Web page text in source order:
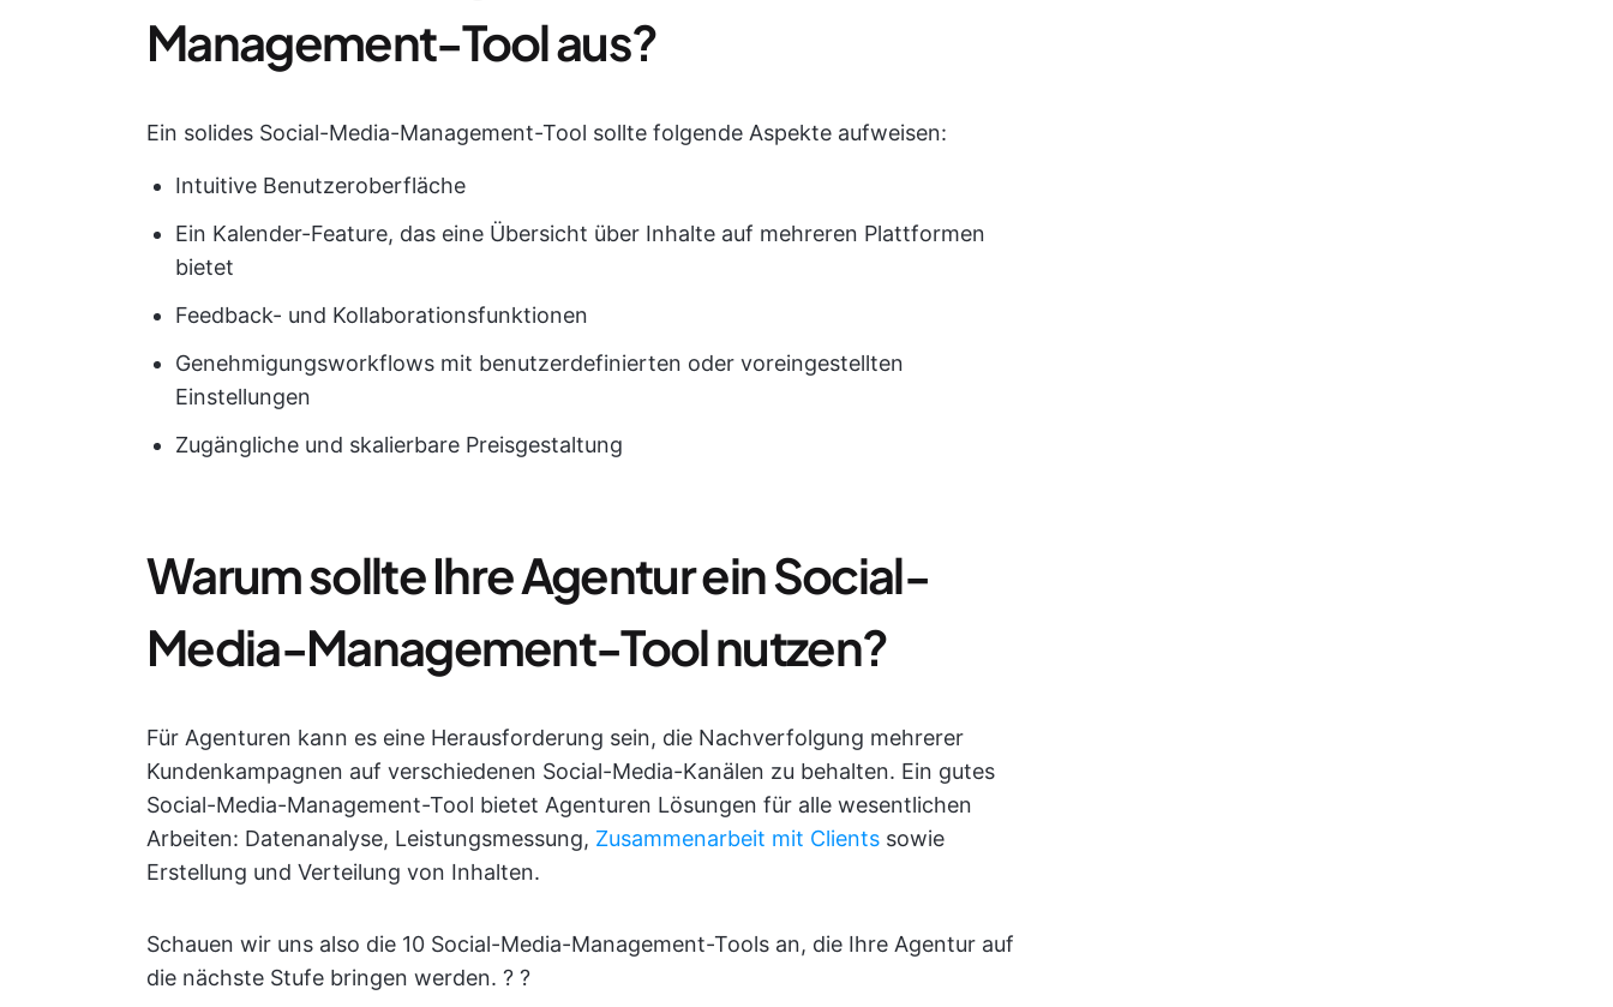
Management-Tool aus?
Ein solides Social-Media-Management-Tool sollte folgende Aspekte aufweisen:
Intuitive Benutzeroberfläche
Ein Kalender-Feature, das eine Übersicht über Inhalte auf mehreren Plattformen
bietet
Feedback- und Kollaborationsfunktionen
Genehmigungsworkflows mit benutzerdefinierten oder voreingestellten
Einstellungen
Zugängliche und skalierbare Preisgestaltung
Warum sollte Ihre Agentur ein Social-
Media-Management-Tool nutzen?
Für Agenturen kann es eine Herausforderung sein, die Nachverfolgung mehrerer
Kundenkampagnen auf verschiedenen Social-Media-Kanälen zu behalten. Ein gutes
Social-Media-Management-Tool bietet Agenturen Lösungen für alle wesentlichen
Arbeiten: Datenanalyse, Leistungsmessung, Zusammenarbeit mit Clients sowie
Erstellung und Verteilung von Inhalten.
Schauen wir uns also die 10 Social-Media-Management-Tools an, die Ihre Agentur auf
die nächste Stufe bringen werden. ? ?